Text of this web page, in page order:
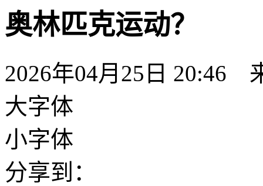
奥林匹克运动？
2026年04月25日 20:46
大字体
小字体
分享到：